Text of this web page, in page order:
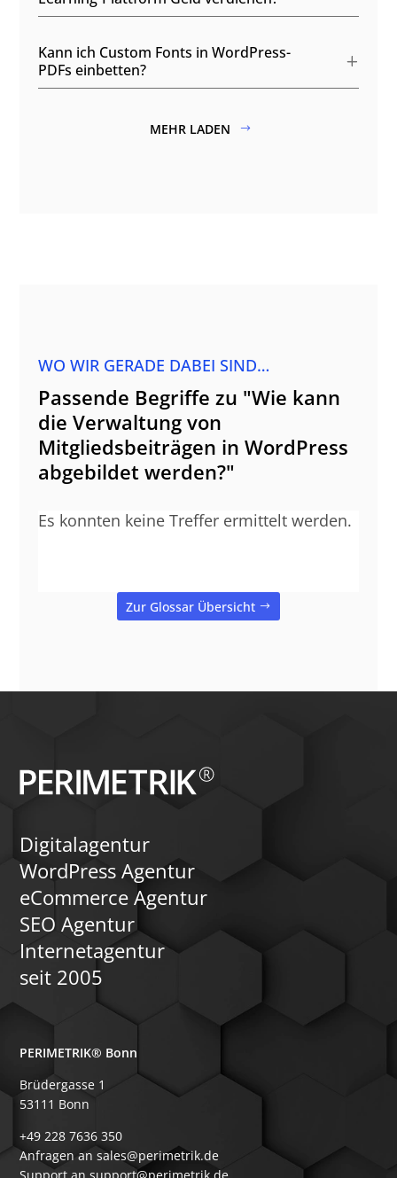
Kann ich Custom Fonts in WordPress-
PDFs einbetten?
MEHR LADEN
WO WIR GERADE DABEI SIND…
Passende Begriffe zu "Wie kann
die Verwaltung von
Mitgliedsbeiträgen in WordPress
abgebildet werden?"
Es konnten keine Treffer ermittelt werden.
Zur Glossar Übersicht
Digitalagentur
WordPress Agentur
eCommerce Agentur
SEO Agentur
Internetagentur
seit 2005
PERIMETRIK® Bonn
Brüdergasse 1
53111 Bonn
+49 228 7636 350
Anfragen an sales@perimetrik.de